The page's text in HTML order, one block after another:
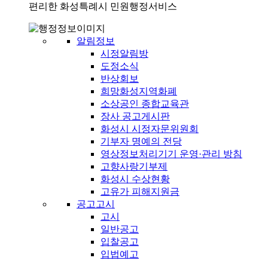
편리한 화성특례시 민원행정서비스
알림정보
시정알림방
도정소식
반상회보
희망화성지역화폐
소상공인 종합교육관
장사 공고게시판
화성시 시정자문위원회
기부자 명예의 전당
영상정보처리기기 운영·관리 방침
고향사랑기부제
화성시 수상현황
고유가 피해지원금
공고고시
고시
일반공고
입찰공고
입법예고